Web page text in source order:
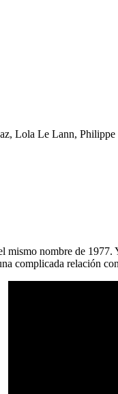
Lola Le Lann, Philippe
mismo nombre de
complicada relación